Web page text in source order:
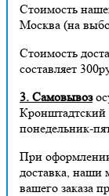
Стоимость
Москва (на
Стоимость
составляет
3. Самовывоз
Кронштадтский
понедельник-
При
доставка, наши
вашего заказа